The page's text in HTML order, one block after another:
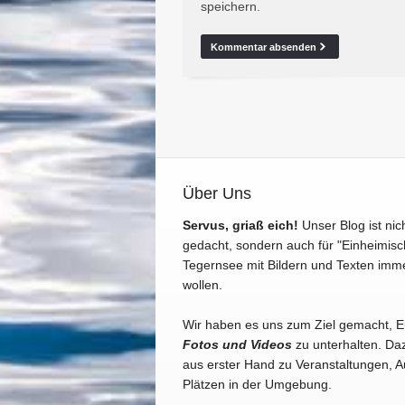
speichern.
Über Uns
Servus, griaß eich! Unser Blog ist
gedacht, sondern auch für
Tegernsee mit Bildern und Texten
wollen.
Wir haben es uns zum Ziel gemacht,
Fotos und Videos zu unterhalten.
aus erster Hand zu Veranstaltungen,
Plätzen in der Umgebung.